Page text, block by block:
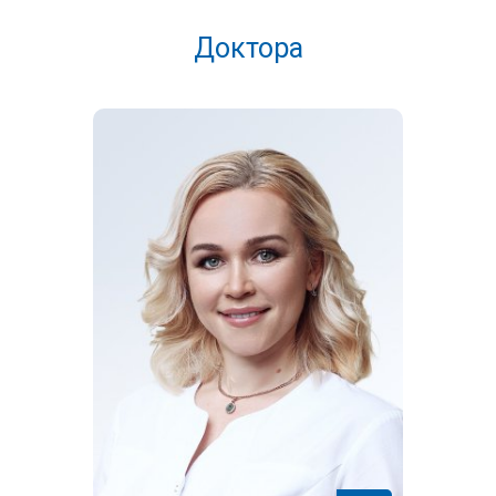
появляются первые «звоночки» - приливы, перепады
Менопауза.Это конкретная точка во времени. Диагноз
было ровно 12 месяцев подряд, считается, что менопауза
наступила. Средний возраст - около 51 года.
Время после последней менструации,
продолжающееся до конца жизни. Острые симптомы
(приливы) обычно уходят, но на первый план выходят
риски, связанные с длительным дефицитом эстрогенов:
хрупкость костей, изменения в работе сердца и сосудов.
Важно помнить: сроки индивидуальны. На них влияют
генетика (возраст менопаузы у матери часто повторяется у
дочери), курение, хронические стрессы, индекс массы тела и
экология. Менее 40 лет - ранняя менопауза, после 55 -
Доктора